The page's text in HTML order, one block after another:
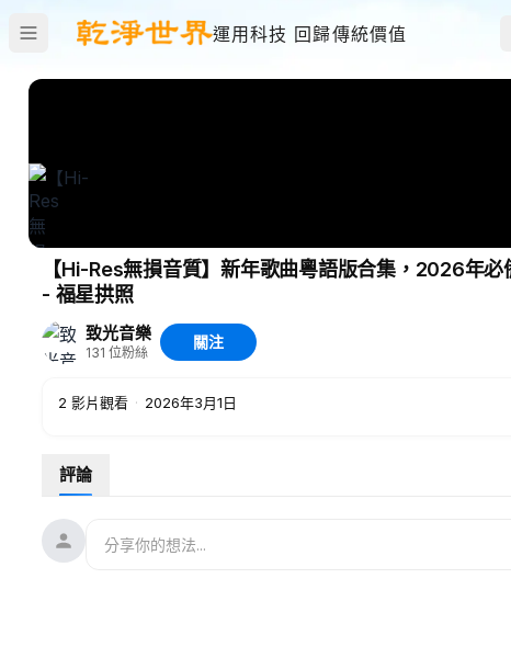
運用科技 回歸傳統價值
【Hi-Res無損音質】新年歌曲粵語版合集，2026年
- 福星拱照
致光音樂
131 位粉絲
關注
2 影片觀看 · 2026年3月1日
評論